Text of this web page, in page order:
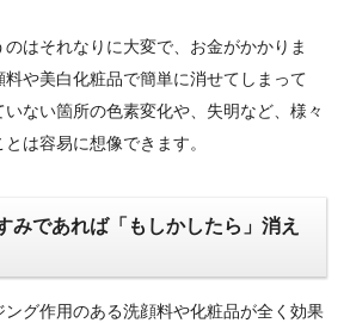
はそれなりに大変で、お金がかかりま
や美白化粧品で簡単に消せてしまって
ない箇所の色素変化や、失明など、様々
は容易に想像できます。
みであれば「もしかしたら」消え
グ作用のある洗顔料や化粧品が全く効果